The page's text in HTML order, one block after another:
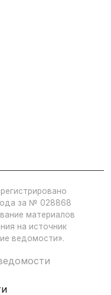
за № 028868
материалов
на источник
ведомости».